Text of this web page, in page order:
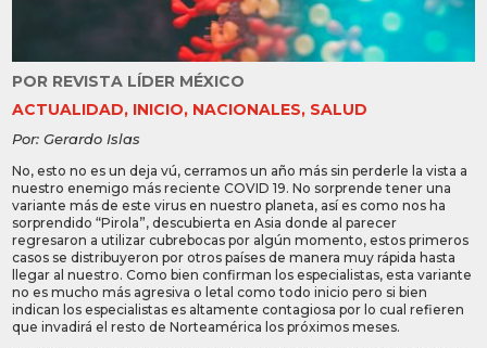
POR REVISTA LÍDER MÉXICO
ACTUALIDAD, INICIO, NACIONALES, SALUD
Por: Gerardo Islas
No, esto no es un deja vú, cerramos un año más sin perderle la vista a
nuestro enemigo más reciente COVID 19. No sorprende tener una
variante más de este virus en nuestro planeta, así es como nos ha
sorprendido “Pirola”, descubierta en Asia donde al parecer
regresaron a utilizar cubrebocas por algún momento, estos primeros
casos se distribuyeron por otros países de manera muy rápida hasta
llegar al nuestro. Como bien confirman los especialistas, esta variante
no es mucho más agresiva o letal como todo inicio pero si bien
indican los especialistas es altamente contagiosa por lo cual refieren
que invadirá el resto de Norteamérica los próximos meses.